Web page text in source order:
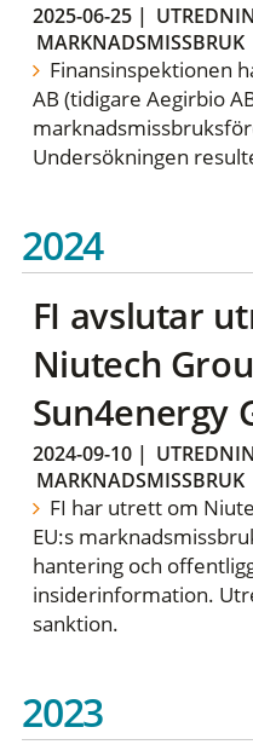
2025-06-25|
MARKNADSMISSBRUK
Finansinspektionen
AB (tidigare Aegirbio
Undersökningen
2024
FI avslutar
Niutech
Sun4energy
2024-09-10|
MARKNADSMISSBRUK
FI har utrett om
EU:s
hantering och
insiderinformation.
sanktion.
2023